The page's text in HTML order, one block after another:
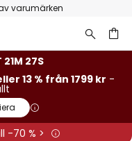
varumärken
21M 26S
13 % från 1799 kr -
-70 % >